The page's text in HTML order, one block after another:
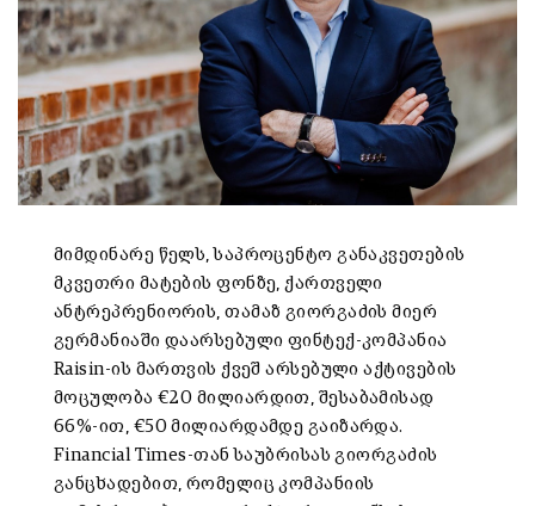
მიმდინარე წელს, საპროცენტო განაკვეთების
მკვეთრი მატების ფონზე, ქართველი
ანტრეპრენიორის, თამაზ გიორგაძის მიერ
გერმანიაში დაარსებული ფინტექ-კომპანია
Raisin-ის მართვის ქვეშ არსებული აქტივების
მოცულობა €20 მილიარდით, შესაბამისად
66%-ით, €50 მილიარდამდე გაიზარდა.
Financial Times-თან საუბრისას გიორგაძის
განცხადებით, რომელიც კომპანიის